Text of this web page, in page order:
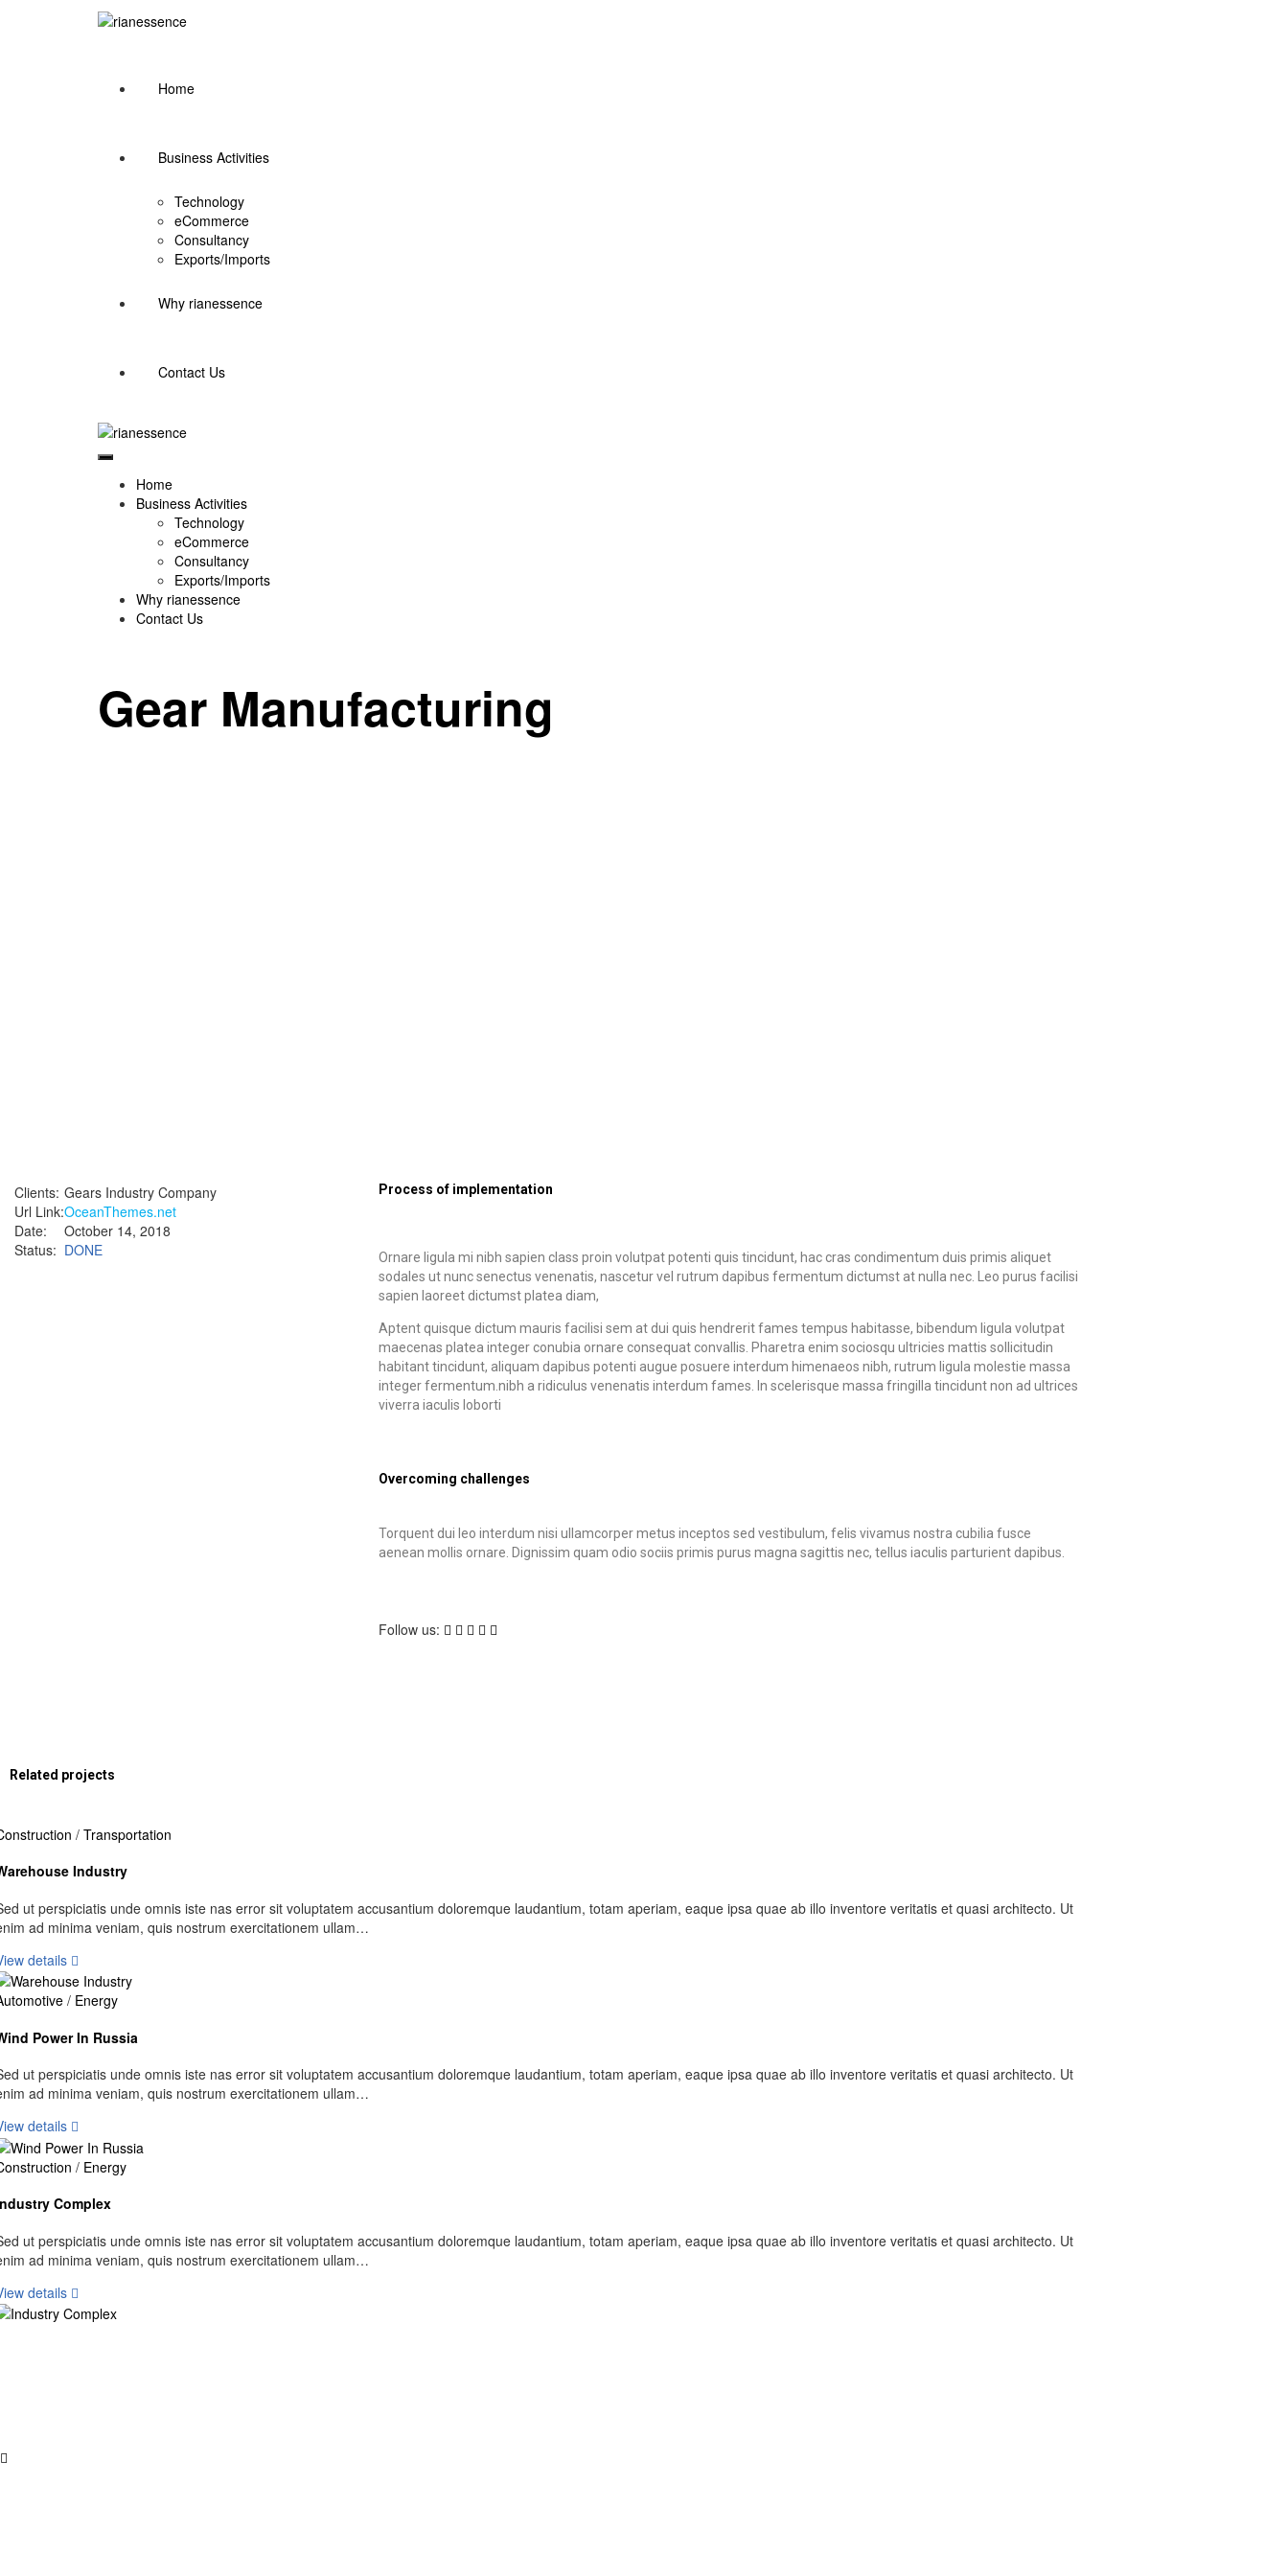
Home
Business Activities
Technology
eCommerce
Consultancy
Exports/Imports
Why rianessence
Contact Us
Home
Business Activities
Technology
eCommerce
Consultancy
Exports/Imports
Why rianessence
Contact Us
Gear Manufacturing
Clients: Gears Industry Company
Url Link:OceanThemes.net
Date:
October 14, 2018
Status: DONE
Process of implementation
Ornare ligula mi nibh sapien class proin volutpat potenti quis tincidunt, hac cras condimentum duis primis aliquet
sodales ut nunc senectus venenatis, nascetur vel rutrum dapibus fermentum dictumst at nulla nec. Leo purus facilisi
sapien laoreet dictumst platea diam,
Aptent quisque dictum mauris facilisi sem at dui quis hendrerit fames tempus habitasse, bibendum ligula volutpat
maecenas platea integer conubia ornare consequat convallis. Pharetra enim sociosqu ultricies mattis sollicitudin
habitant tincidunt, aliquam dapibus potenti augue posuere interdum himenaeos nibh, rutrum ligula molestie massa
integer fermentum.nibh a ridiculus venenatis interdum fames. In scelerisque massa fringilla tincidunt non ad ultrices
viverra iaculis loborti
Overcoming challenges
Torquent dui leo interdum nisi ullamcorper metus inceptos sed vestibulum, felis vivamus nostra cubilia fusce
aenean mollis ornare. Dignissim quam odio sociis primis purus magna sagittis nec, tellus iaculis parturient dapibus.
Follow us:
Related projects
/ Transportation
Industry
ut perspiciatis unde omnis iste nas error sit voluptatem accusantium doloremque laudantium, totam aperiam, eaque ipsa quae ab illo inventore veritatis et quasi architecto. Ut
ad minima veniam, quis nostrum exercitationem ullam…
details
/ Energy
Power In Russia
ut perspiciatis unde omnis iste nas error sit voluptatem accusantium doloremque laudantium, totam aperiam, eaque ipsa quae ab illo inventore veritatis et quasi architecto. Ut
ad minima veniam, quis nostrum exercitationem ullam…
details
/ Energy
Complex
ut perspiciatis unde omnis iste nas error sit voluptatem accusantium doloremque laudantium, totam aperiam, eaque ipsa quae ab illo inventore veritatis et quasi architecto. Ut
ad minima veniam, quis nostrum exercitationem ullam…
details